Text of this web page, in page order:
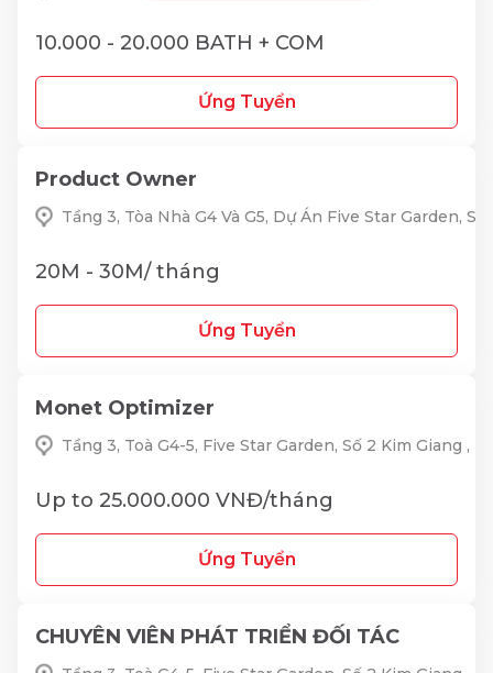
10.000 - 20.000 BATH + COM
Ứng Tuyển
Product Owner
Tầng 3, Tòa Nhà G4 Và G5, Dự Án Five Star Garden,
20M - 30M/ tháng
Ứng Tuyển
Monet Optimizer
Tầng 3, Toà G4-5, Five Star Garden, Số 2 Kim Giang ,
Up to 25.000.000 VNĐ/tháng
Ứng Tuyển
CHUYÊN VIÊN PHÁT TRIỂN ĐỐI TÁC